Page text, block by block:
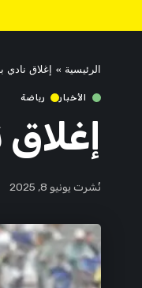
الرئيسية » إغلاق نادي بريشيا
الأخبار رياضة
إغلاق
نُشرت يونيو 8, 2025